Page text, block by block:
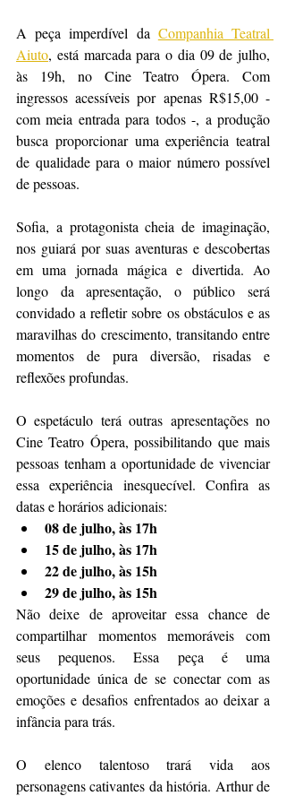
A peça imperdível da Companhia Teatral
Aiuto, está marcada para o dia 09 de julho,
às 19h, no Cine Teatro Ópera. Com
ingressos acessíveis por apenas R$15,00 -
com meia entrada para todos -, a produção
busca proporcionar uma experiência teatral
de qualidade para o maior número possível
de pessoas.
Sofia, a protagonista cheia de imaginação,
nos guiará por suas aventuras e descobertas
em uma jornada mágica e divertida. Ao
longo da apresentação, o público será
convidado a refletir sobre os obstáculos e as
maravilhas do crescimento, transitando entre
momentos de pura diversão, risadas e
reflexões profundas.
O espetáculo terá outras apresentações no
Cine Teatro Ópera, possibilitando que mais
pessoas tenham a oportunidade de vivenciar
essa experiência inesquecível. Confira as
datas e horários adicionais:
08 de julho, às 17h
15 de julho, às 17h
22 de julho, às 15h
29 de julho, às 15h
Não deixe de aproveitar essa chance de
compartilhar momentos memoráveis com
seus pequenos. Essa peça é uma
oportunidade única de se conectar com as
emoções e desafios enfrentados ao deixar a
infância para trás.
O elenco talentoso trará vida aos
personagens cativantes da história. Arthur de